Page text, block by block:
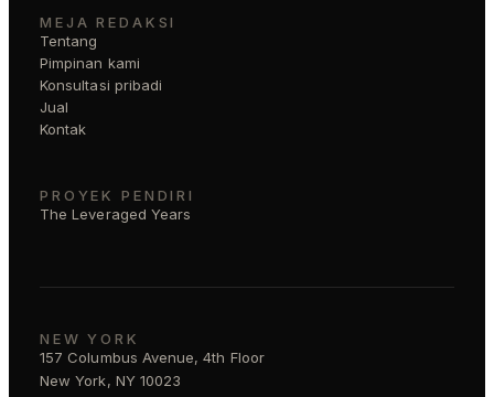
MEJA REDAKSI
Tentang
Pimpinan kami
Konsultasi pribadi
Jual
Kontak
PROYEK PENDIRI
The Leveraged Years
NEW YORK
157 Columbus Avenue, 4th Floor
New York, NY 10023